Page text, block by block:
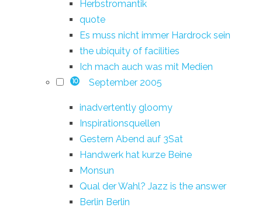
Herbstromantik
quote
Es muss nicht immer Hardrock sein
the ubiquity of facilities
Ich mach auch was mit Medien
10 September 2005
inadvertently gloomy
Inspirationsquellen
Gestern Abend auf 3Sat
Handwerk hat kurze Beine
Monsun
Qual der Wahl? Jazz is the answer
Berlin Berlin